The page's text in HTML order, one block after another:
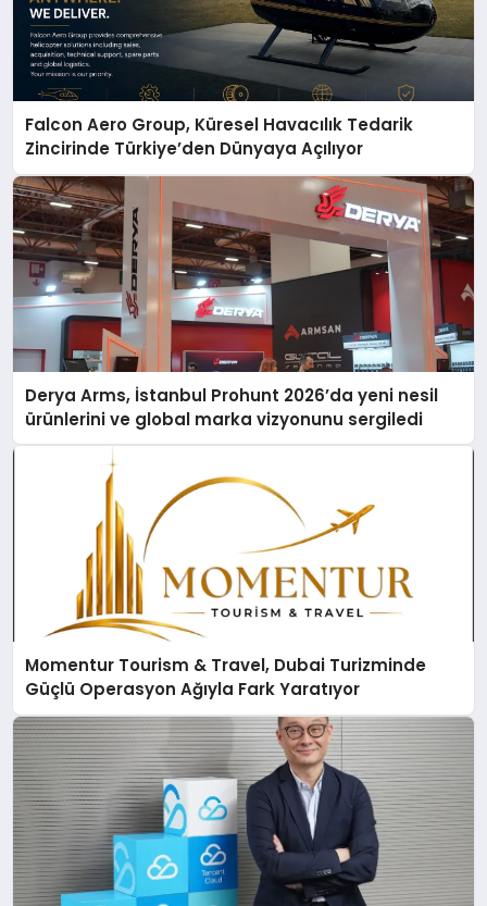
Falcon Aero Group, Küresel Havacılık Tedarik
Zincirinde Türkiye’den Dünyaya Açılıyor
Derya Arms, İstanbul Prohunt 2026’da yeni nesil
ürünlerini ve global marka vizyonunu sergiledi
Momentur Tourism & Travel, Dubai Turizminde
Güçlü Operasyon Ağıyla Fark Yaratıyor